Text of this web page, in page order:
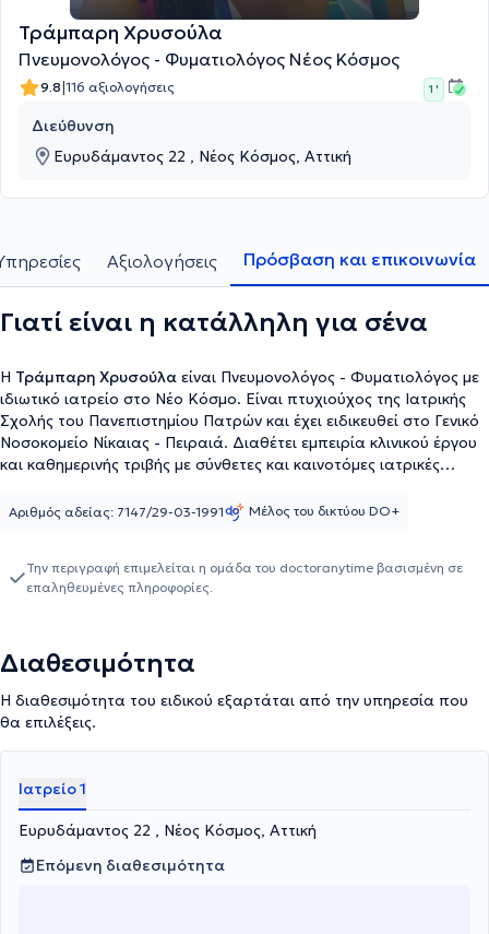
Τράμπαρη Χρυσούλα
Πνευμονολόγος - Φυματιολόγος Νέος Κόσμος
9.8|116 αξιολογήσεις 1 '
Διεύθυνση
Ευρυδάμαντος 22 , Νέος Κόσμος, Αττική
Αξιολογήσεις Πρόσβαση και επικοινωνία
Γιατί είναι η κατάλληλη για σένα
Η Τράμπαρη Χρυσούλα είναι Πνευμονολόγος - Φυματιολόγος με
ιδιωτικό ιατρείο στο Νέο Κόσμο. Είναι πτυχιούχος της Ιατρικής
Σχολής του Πανεπιστημίου Πατρών και έχει ειδικευθεί στο Γενικό
Νοσοκομείο Νίκαιας - Πειραιά. Διαθέτει εμπειρία κλινικού έργου
και καθημερινής τριβής με σύνθετες και καινοτόμες ιατρικές
συνεργάτης σε δημόσιους και ιδιωτικούς φορείς υγείας, Ιατρός
του ΟΑΕΕ και του ΕΟΠΥΥ και Πρόεδρος Πρωτοβάθμιας
Υγειονομικής Επιτροπής του ΟΑΕΕ. Επιπροσθέτως, έχει υπάρξει
Ταυτόχρονα με την καθημερινή κλινική εξάσκηση της ιατρικής,
συμμετέχει σε πλήθος ερευνητικών προγραμμάτων και το έργο
της έχει δημοσιευθεί σε ξένα επιστημονικά περιοδικά και
παρουσιαστεί σε πανευρωπαϊκά συνέδρια. Είναι μέλος της
συγγραφικής ομάδας του επιστημονικού βιβλίου "Νεοπλάσματα
πρωτόκολλα. Κατείχε θέση καθηγήτριας στο Τμήμα Νοσηλευτικής
και Αισθητικής στα ΤΕΕ Αθηνών και Πειραιά, και διδάσκουσας
στη Σχολή Νοσηλευτικής του Γενικού Κρατικού Νοσοκομείου
Νίκαιας. Ενημερώνεται διαρκώς σχετικά με τα τελευταία νέα της
επιστήμης της, λαμβάνοντας μέρος στα σημαντικότερα συνέδρια
Αριθμός αδείας: 7147/29-03-1991 Μέλος του δικτύου DO+
Την περιγραφή επιμελείται η ομάδα του doctoranytime βασισμένη σε
επαληθευμένες πληροφορίες.
Διαθεσιμότητα
Η διαθεσιμότητα του ειδικού εξαρτάται από την υπηρεσία που
θα επιλέξεις.
Ιατρείο 1
Ευρυδάμαντος 22 , Νέος Κόσμος, Αττική
Επόμενη διαθεσιμότητα